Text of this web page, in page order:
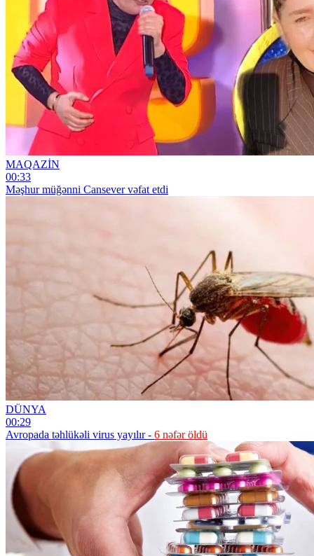
MAQAZİN
00:33
Məşhur müğənni Cansever vəfat etdi
DÜNYA
00:29
Avropada təhlükəli virus yayılır - 6 nəfər öldü